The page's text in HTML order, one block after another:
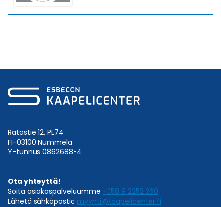
Ratastie 12, PL74
FI-03100 Nummela
Y-tunnus 0862688-4
Ota yhteyttä!
Soita asiakaspalveluumme +358 9 2252 260
Lähetä sähköpostia myynti@kaapelicenter.fi